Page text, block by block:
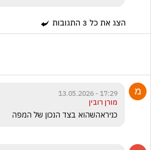
הצג את כל 3 התגובות
17:29 - 13.05.2026
מורן רובין
כניראהשהוא בצד הנכון של המפה